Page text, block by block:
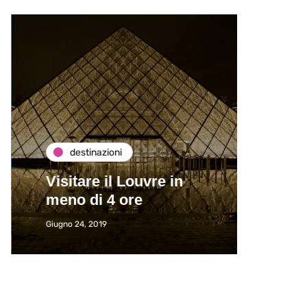
destinazioni
Visitare il Louvre in
meno di 4 ore
Giugno 24, 2019